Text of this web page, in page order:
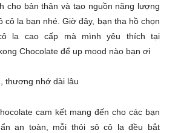
cho bản thân và tạo nguồn năng lượng
cô la bạn nhé. Giờ đây, bạn tha hồ chọn
la cao cấp mà mình yêu thích tại
Chocolate để up mood nào bạn ơi
thương nhớ dài lâu
cam kết mang đến cho các bạn
an toàn, mỗi thỏi sô cô la đều bắt